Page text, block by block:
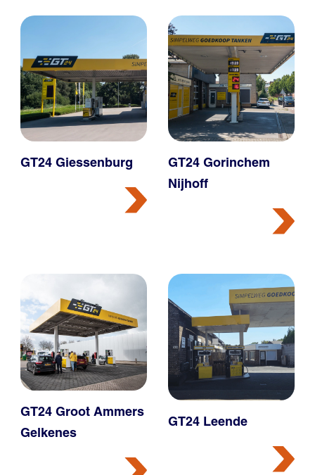
GT24 Giessenburg
GT24 Gorinchem
Nijhoff
GT24 Groot Ammers
Gelkenes
GT24 Leende